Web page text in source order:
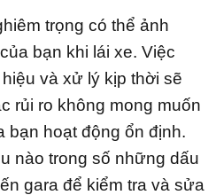
trọng có thể ảnh
bạn khi lái xe. Việc
và xử lý kịp thời sẽ
rủi ro không mong muốn
bạn hoạt động ổn định.
nào trong số những dấu
gara để kiểm tra và sửa